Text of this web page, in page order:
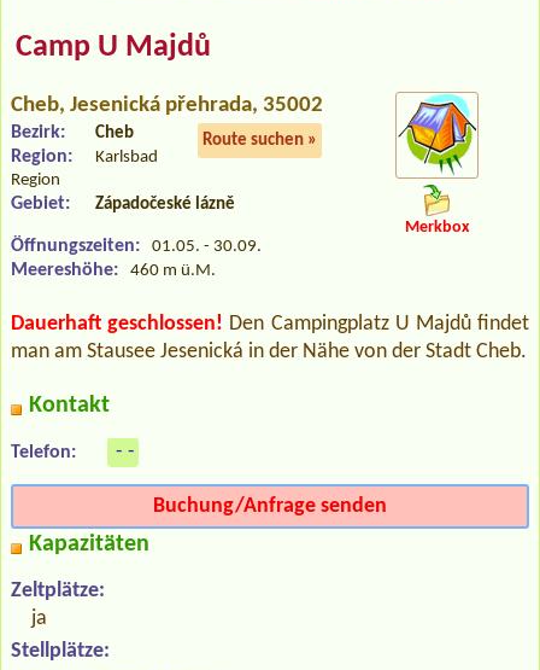
Camp U Majdů
Cheb, Jesenická přehrada, 35002
Route suchen »
Bezirk: Cheb
Region:
Karlsbad
Region
Gebiet: Západočeské lázně
Öffnungszeiten: 01.05. - 30.09.
Meereshöhe: 460 m ü.M.
Merkbox
Dauerhaft geschlossen! Den Campingplatz U Majdů findet
man am Stausee Jesenická in der Nähe von der Stadt Cheb.
Kontakt
Telefon: - -
Buchung/Anfrage senden
Kapazitäten
Zeltplätze:
ja
Stellplätze: